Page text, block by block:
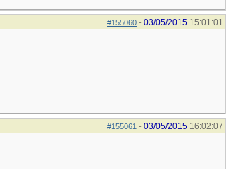
#155060 - 03/05/2015 15:01:01
#155061 - 03/05/2015 16:02:07